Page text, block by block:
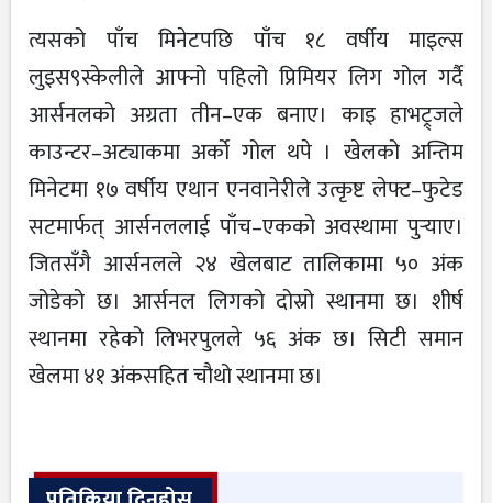
त्यसको पाँच मिनेटपछि पाँच १८ वर्षीय माइल्स
लुइस९स्केलीले आफ्नो पहिलो प्रिमियर लिग गोल गर्दै
आर्सनलको अग्रता तीन–एक बनाए। काइ हाभट्र्जले
काउन्टर–अट्याकमा अर्को गोल थपे । खेलको अन्तिम
मिनेटमा १७ वर्षीय एथान एनवानेरीले उत्कृष्ट लेफ्ट–फुटेड
सटमार्फत् आर्सनललाई पाँच–एकको अवस्थामा पुर्‍याए।
जितसँगै आर्सनलले २४ खेलबाट तालिकामा ५० अंक
जोडेको छ। आर्सनल लिगको दोस्रो स्थानमा छ। शीर्ष
स्थानमा रहेको लिभरपुलले ५६ अंक छ। सिटी समान
खेलमा ४१ अंकसहित चौथो स्थानमा छ।